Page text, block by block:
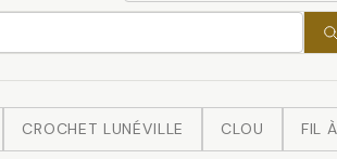
CROCHET LUNÉVILLE CLOU FIL